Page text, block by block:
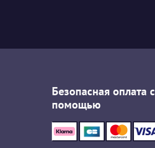
Безопасная оплата с
помощью